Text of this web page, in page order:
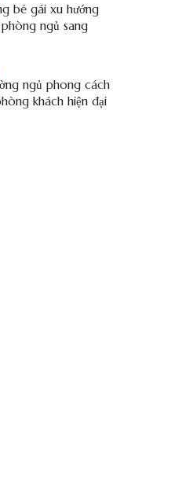
bé gái xu hướng
ngủ sang
ngủ phong cách
khách hiện đại